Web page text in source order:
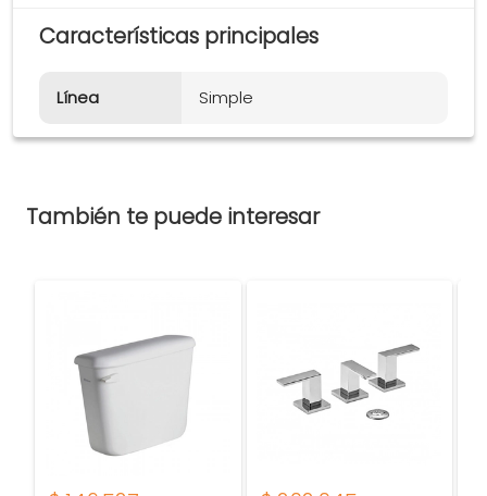
Características principales
Línea Simple
También te puede interesar